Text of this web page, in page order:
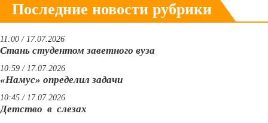
Последние новости рубрики
11:00 / 17.07.2026
Стань студентом заветного вуза
10:59 / 17.07.2026
«Намус» определил задачи
10:45 / 17.07.2026
Детство в слезах